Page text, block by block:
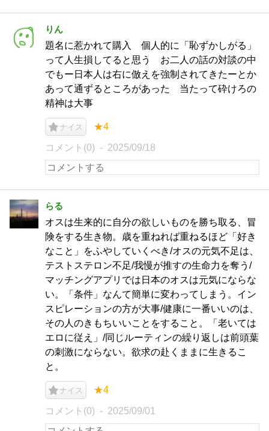
りん
題名に惹かれて購入 個人的に「恥ずかしがる」
って人生損してると思う お二人の話の対談の中
でもー日本人は右に倣えを強制されてきたーとか
あって通ずるところがあった 当たって砕けろの
精神は大事
ナイス ★4
コメント(0) 2025/09/18
らる
オスは生来的に自分の欲しいものを勝ち取る、冒
険をする生き物。歳を重ねれば重ねるほど「好き
なこと」をふやしていくべき/オスの元気不足は、
テストステロン不足/我慢が推すの生命力を奪う/
マッチングアプリでは日本のオスは元気にならな
い。「条件」なんて簡単に変わってしまう。イン
スピレーションの方が大事/健康に一番いいのは、
その人のきもちいいことをすること。「老いては
エロに従え」/同じルーティンの繰り返しは前頭葉
の刺激にならない。欲求の赴くままに生きるこ
と。
ナイス ★4
コメント(0) 2025/09/01